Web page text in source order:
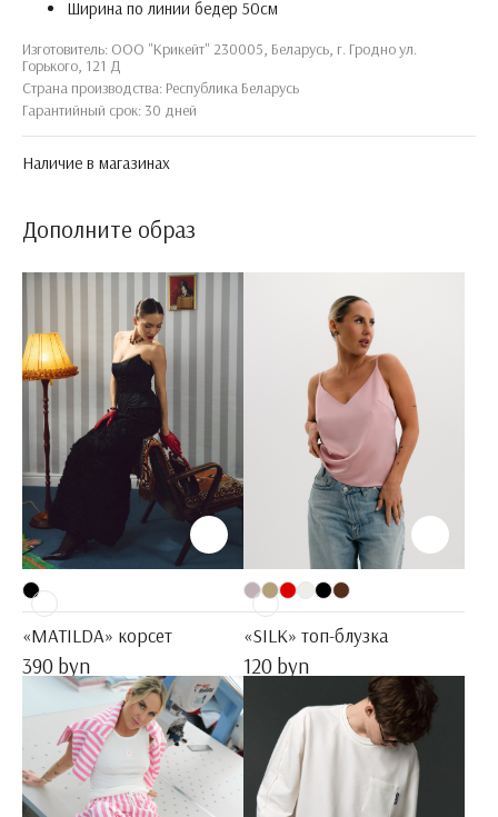
Ширина по линии бедер 50см
Изготовитель: ООО "Крикейт" 230005, Беларусь, г. Гродно ул.
Горького, 121 Д
Страна производства: Республика Беларусь
Гарантийный срок: 30 дней
Наличие в магазинах
Дополните образ
«MATILDA» корсет
390 byn
«SILK» топ-блузка
120 byn